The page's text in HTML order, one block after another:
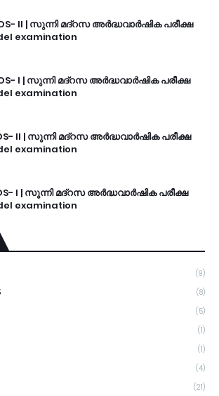
II | സുന്നി മദ്റസ അർദ്ധവാർഷിക പരീക്ഷ
examination
I | സുന്നി മദ്റസ അർദ്ധവാർഷിക പരീക്ഷ
examination
II | സുന്നി മദ്റസ അർദ്ധവാർഷിക പരീക്ഷ
examination
I | സുന്നി മദ്റസ അർദ്ധവാർഷിക പരീക്ഷ
examination
(9)
(8)
(5)
(1)
(1)
(4)
(21)